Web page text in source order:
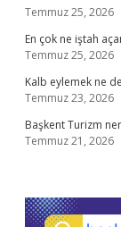
Temmuz 25, 2026
En çok ne iştah
Temmuz 25, 2026
Kalb eylemek ne
Temmuz 23, 2026
Başkent Turizm
Temmuz 21, 2026